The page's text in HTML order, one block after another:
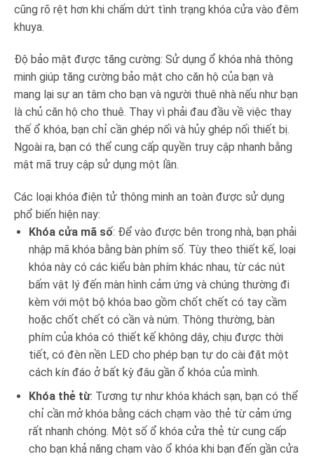
cũng rõ rệt hơn khi chấm dứt tình trạng khóa cửa vào đêm
khuya.
Độ bảo mật được tăng cường: Sử dụng ổ khóa nhà thông
minh giúp tăng cường bảo mật cho căn hộ của bạn và
mang lại sự an tâm cho bạn và người thuê nhà nếu như bạn
là chủ căn hộ cho thuê. Thay vì phải đau đầu về việc thay
thế ổ khóa, bạn chỉ cần ghép nối và hủy ghép nối thiết bị.
Ngoài ra, bạn có thể cung cấp quyền truy cập nhanh bằng
mật mã truy cập sử dụng một lần.
Các loại khóa điện tử thông minh an toàn được sử dụng
phổ biến hiện nay:
Khóa cửa mã số: Để vào được bên trong nhà, bạn phải
nhập mã khóa bằng bàn phím số. Tùy theo thiết kế, loại
khóa này có các kiểu bàn phím khác nhau, từ các nút
bấm vật lý đến màn hình cảm ứng và chúng thường đi
kèm với một bộ khóa bao gồm chốt chết có tay cầm
hoặc chốt chết có cần và núm. Thông thường, bàn
phím của khóa có thiết kế không dây, chịu được thời
tiết, có đèn nền LED cho phép bạn tự do cài đặt một
cách kín đáo ở bất kỳ đâu gần ổ khóa của mình.
Khóa thẻ từ: Tương tự như khóa khách sạn, bạn có thể
chỉ cần mở khóa bằng cách chạm vào thẻ từ cảm ứng
rất nhanh chóng. Một số ổ khóa cửa thẻ từ cung cấp
cho bạn khả năng chạm vào ổ khóa khi bạn đến gần cửa